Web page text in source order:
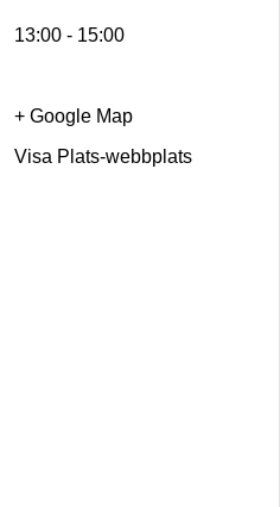
13:00 - 15:00
+ Google Map
Visa Plats-webbplats